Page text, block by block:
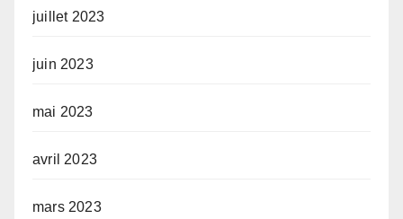
juillet 2023
juin 2023
mai 2023
avril 2023
mars 2023